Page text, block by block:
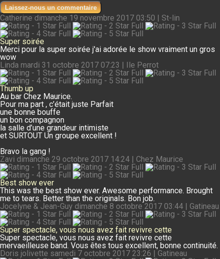
Laissez-nous un commentaire
Catherine dimanche 19 novembre 2017 03:50 | St-lin
Super soirée
Merci pour la super soirée j'ai adorée le show vraiment un gros
wow
Linda mardi 31 octobre 2017 07:23 | Ile Perrot
Thumb up
Au bar Chez Maurice.
Pour ma part , c’était juste Parfait
une bonne bouffe
un bon compagnon
la salle d’une grandeur intimiste
et SURTOUT Un groupe excellent !
Bravo la gang !
Zavi dimanche 29 octobre 2017 14:24 | Chez Maurice
Best show ever
This was the best show ever. Awesome performance. Brought
me to tears. Better than the originals. Bon job.
Jocelyne & Jean-Guy dimanche 8 octobre 2017 03:44 | Gatineau
Super spectacle, vous nous avez fait revivre cette
Super spectacle, vous nous avez fait revivre cette
mervaeilleuse band. Vous êtes tous excellent, bonne continuité.
Doris jolivette samedi 7 octobre 2017 23:26 | Gatineau